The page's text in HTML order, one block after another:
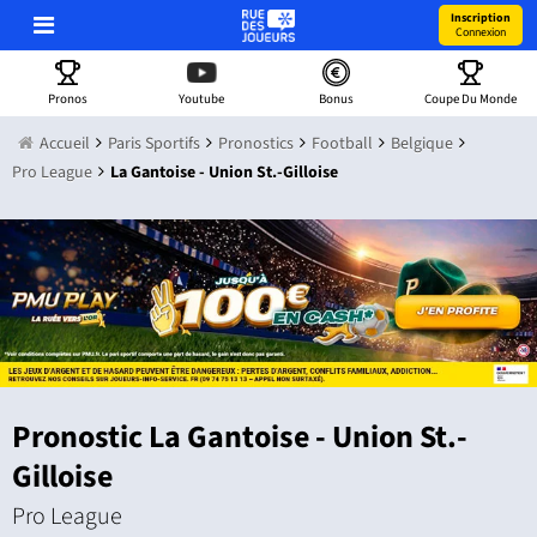
Inscription
Connexion
Pronos Youtube Bonus Coupe Du Monde
Accueil Paris Sportifs Pronostics Football
Belgique
Pro League
La Gantoise - Union St.-Gilloise
Pronostic La Gantoise - Union St.-
Gilloise
Pro League